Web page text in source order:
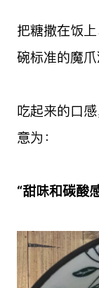
把糖撒在饭
碗标准的魔爪
吃起来的口
意为：
“甜味和碳酸